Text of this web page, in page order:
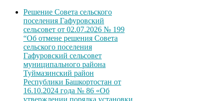
Решение Совета сельского
поселения Гафуровский
сельсовет от 02.07.2026 № 199
“Об отмене решения Совета
сельского поселения
Гафуровский сельсовет
муниципального района
Туймазинский район
Республики Башкортостан от
16.10.2024 года № 86 «Об
утверждении порядка установки